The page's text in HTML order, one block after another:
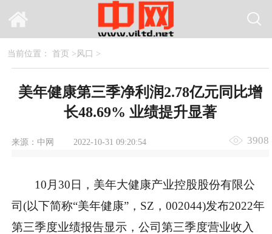
当前位置： 首页 >风口 >
美年健康第三季净利润2.78亿元同比增
长48.69% 业绩提升显著
来源：中网 2022-10-31 09:20:54 3908
10月30日，美年大健康产业控股股份有限公
司(以下简称“美年健康”，SZ，002044)发布2022年
第三季度业绩报告显示，公司第三季度营业收入